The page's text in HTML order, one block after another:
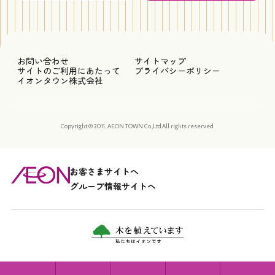
お問い合わせ
サイトマップ
サイトのご利用にあたって
プライバシーポリシー
イオンタウン株式会社
Copyright © 2011, AEON TOWN Co.,Ltd.All rights reserved.
お客さまサイトへ
グループ情報サイトへ